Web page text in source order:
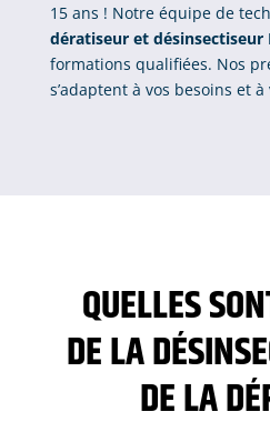
15 ans ! Notre équipe de
dératiseur et désinsectiseur
formations qualifiées. Nos
s’adaptent à vos besoins et
QUELLES
DE LA
DE LA